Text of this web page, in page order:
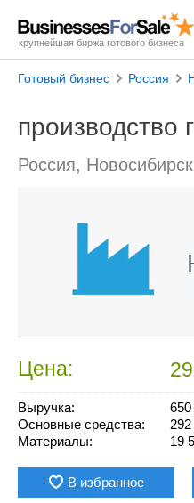
крупнейшая биржа готового бизнеса
Готовый бизнес Россия
производство
Россия, Новосибирск
Цена:
Выручка:
Основные средства:
Материалы: 19
В избранное